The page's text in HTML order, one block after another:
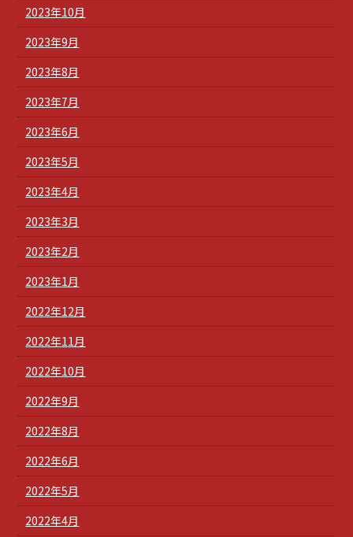
2023年10月
2023年9月
2023年8月
2023年7月
2023年6月
2023年5月
2023年4月
2023年3月
2023年2月
2023年1月
2022年12月
2022年11月
2022年10月
2022年9月
2022年8月
2022年6月
2022年5月
2022年4月